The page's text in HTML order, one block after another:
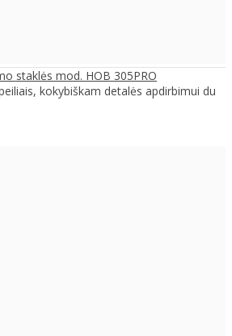
staklės mod. HOB 305PRO
kokybiškam detalės apdirbimui du